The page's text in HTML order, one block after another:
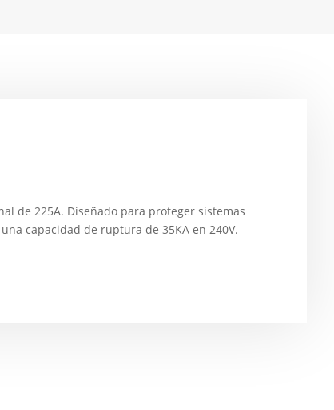
de 225A. Diseñado para proteger sistemas
capacidad de ruptura de 35KA en 240V.